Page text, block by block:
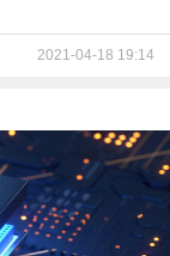
2021-04-18 19:14